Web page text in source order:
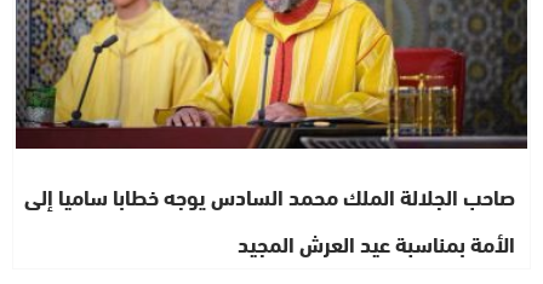
صاحب الجلالة الملك محمد السادس يوجه خطابا ساميا إلى
الأمة بمناسبة عيد العرش المجيد